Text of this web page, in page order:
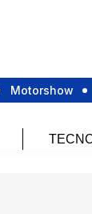
Motorshow